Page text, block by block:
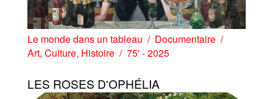
Le monde dans un tableau
Documentaire
Art, Culture, Histoire 75' - 2025
LES ROSES D'OPHÉLIA